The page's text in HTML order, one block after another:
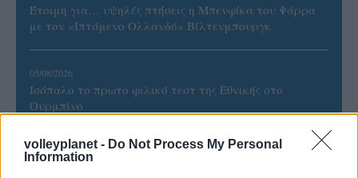
volleyplanet - Do Not Process My Personal
Information
Έτοιμη για… υψηλές πτήσεις η Μπενφίκα του Ψάρρα
με τον «Ιπτάμενο Ολλανδό» Βίλτενμπουργκ
05/08/2026
Ισόπαλο το πρωτο φιλικό τεστ της Εθνικής στο
Ουρμπίνο